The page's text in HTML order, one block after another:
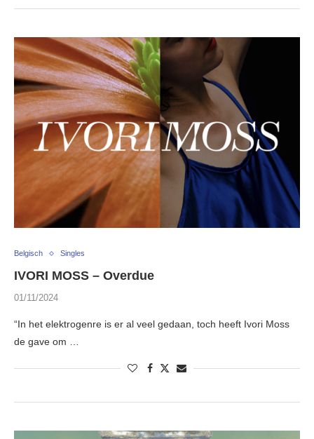
Belgisch Singles
IVORI MOSS – Overdue
01/11/2024
“In het elektrogenre is er al veel gedaan, toch heeft Ivori Moss
de gave om …